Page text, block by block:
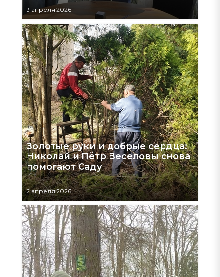
3 апреля 2026
Золотые руки и добрые сердца:
Николай и Пётр Веселовы снова
помогают Саду
2 апреля 2026